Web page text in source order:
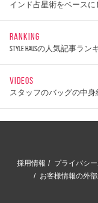
インド占星術をベースに
RANKING
STYLE HAUSの人気記事ラン
VIDEOS
スタッフのバッグの中
採用情報 プライバシ
お客様情報の外